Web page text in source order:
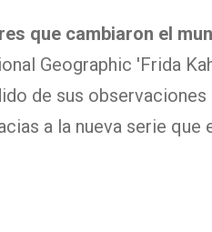
que cambiaron el
Geographic 'Frida
de sus
a la nueva serie que